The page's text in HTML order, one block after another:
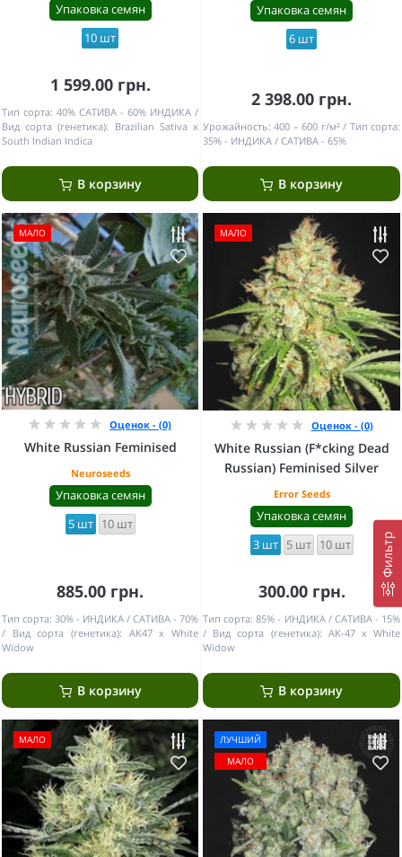
Фильтр
Упаковка семян
10 шт
1 599.00 грн.
Тип сорта: 40% САТИВА - 60% ИНДИКА
Вид сорта (генетика): Brazilian Sativa x
South Indian Indica
В корзину
Упаковка семян
6 шт
2 398.00 грн.
Урожайность: 400 – 600 г/м²
Тип сорта:
35% - ИНДИКА / САТИВА - 65%
В корзину
МАЛО
Оценок - (0)
White Russian Feminised
Neuroseeds
Упаковка семян
5 шт 10 шт
885.00 грн.
Тип сорта: 30% - ИНДИКА / САТИВА - 70%
Вид сорта (генетика): AK47 x White
Widow
В корзину
МАЛО
Оценок - (0)
White Russian (F*cking Dead
Russian) Feminised Silver
Error Seeds
Упаковка семян
3 шт 5 шт 10 шт
300.00 грн.
Тип сорта: 85% - ИНДИКА / САТИВА - 15%
Вид сорта (генетика): AK-47 x White
Widow
В корзину
МАЛО
ЛУЧШИЙ
МАЛО